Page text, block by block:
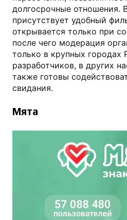
долгосрочные отношения.
присутствует удобный
открывается только при
после чего модерация
только в крупных городах
разработчиков, в других
также готовы
свидания.
Мята